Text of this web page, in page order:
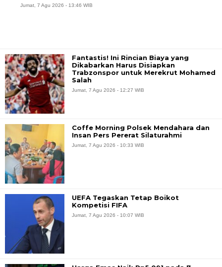
Jumat, 7 Agu 2026 - 13:46 WIB
Fantastis! Ini Rincian Biaya yang
Dikabarkan Harus Disiapkan
Trabzonspor untuk Merekrut Mohamed
Salah
Jumat, 7 Agu 2026 - 12:27 WIB
Coffe Morning Polsek Mendahara dan
Insan Pers Pererat Silaturahmi
Jumat, 7 Agu 2026 - 10:33 WIB
UEFA Tegaskan Tetap Boikot
Kompetisi FIFA
Jumat, 7 Agu 2026 - 10:07 WIB